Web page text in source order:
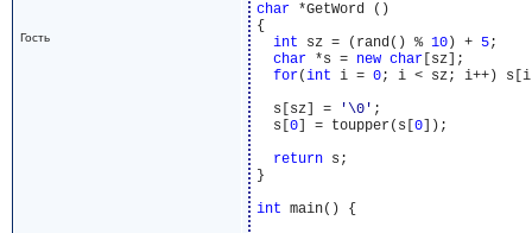
Гость
char *GetWord ()
{
int sz = (rand() % 10) + 5;
char *s = new char[sz];
for(int i = 0; i < sz; i++)
  s[sz] =
'\0' ;
  s[
0] = toupper(s[ 0]);
return s;
}
int main() {